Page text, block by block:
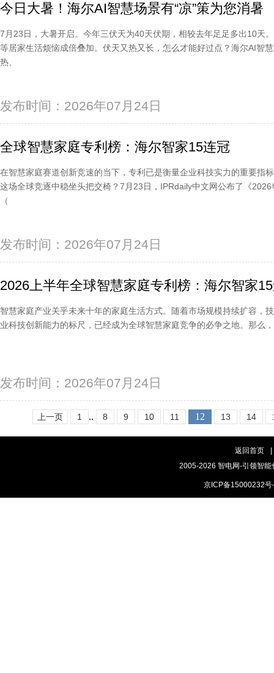
今日大暑！海尔AI智慧场景有“凉”策为您消暑
7月23日，大暑开启。今年三伏天为40天伏期，相较去年足足多出10天
等居家生活烦恼成倍叠加。伏天又热又长，怎么才能好过点？海尔AI智
热、
发布时间：2026年07月24日
全球智慧家庭专利榜：海尔智家15连冠
在智慧家庭赛道创新竞速的当下，专利已是衡量企业科技实力的重要指
这场全球竞逐中稳坐头把交椅？7月23日，IPRdaily中文网公布了《
（
发布时间：2026年07月24日
2026上半年全球智慧家庭专利榜：海尔智家
智慧家庭产业关乎未来十年的家庭生活方式。随着市场规模持续扩容，
业科技创新能力的标尺，已经成为全球智慧家庭竞争的必争之地。那么
发布时间：2026年07月24日
上一页 1 .. 8 9 10 11 12 13 14
返回首页
2005-2026 智电网-引领智
京ICP备15000232号